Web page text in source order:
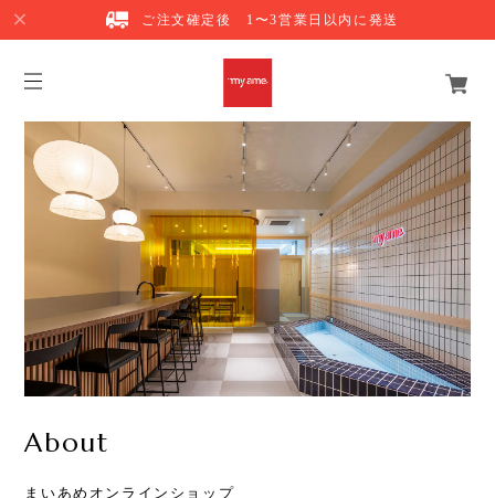
ご注文確定後 1〜3営業日以内に発送
About
まいあめオンラインショップ